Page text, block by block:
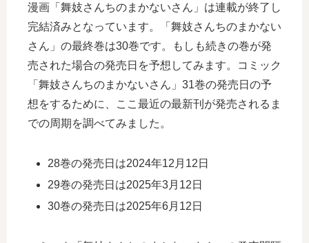
漫画「舞妓さんちのまかないさん」は連載が終了し
完結済みとなっています。「舞妓さんちのまかない
さん」の最終巻は30巻です。もしも続きの巻が発
売された場合の発売日を予想してみます。コミック
「舞妓さんちのまかないさん」31巻の発売日の予
想をするために、ここ最近の最新刊が発売されるま
での周期を調べてみました。
28巻の発売日は2024年12月12日
29巻の発売日は2025年3月12日
30巻の発売日は2025年6月12日